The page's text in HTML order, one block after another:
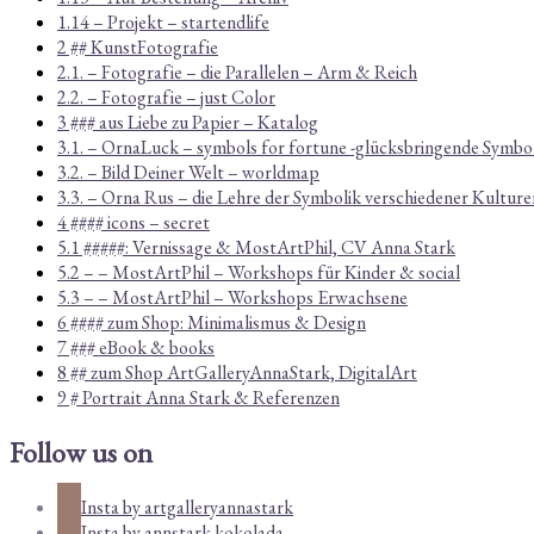
1.14 – Projekt – startendlife
2 ## KunstFotografie
2.1. – Fotografie – die Parallelen – Arm & Reich
2.2. – Fotografie – just Color
3 ### aus Liebe zu Papier – Katalog
3.1. – OrnaLuck – symbols for fortune -glücksbringende
3.2. – Bild Deiner Welt – worldmap
3.3. – Orna Rus – die Lehre der Symbolik verschiedener
4 #### icons – secret
5.1 #####: Vernissage & MostArtPhil, CV Anna Stark
5.2 – – MostArtPhil – Workshops für Kinder & social
5.3 – – MostArtPhil – Workshops Erwachsene
6 #### zum Shop: Minimalismus & Design
7 ### eBook & books
8 ## zum Shop ArtGalleryAnnaStark, DigitalArt
9 # Portrait Anna Stark & Referenzen
Follow us on
Insta by artgalleryannastark